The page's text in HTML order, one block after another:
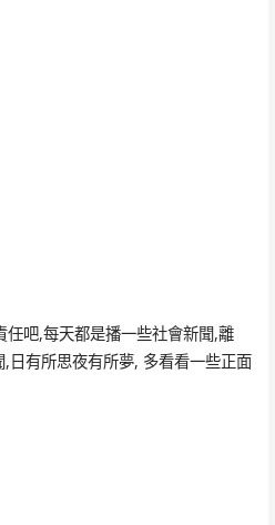
吧,每天都是播一些社會新聞,離
日有所思夜有所夢, 多看看一些正面